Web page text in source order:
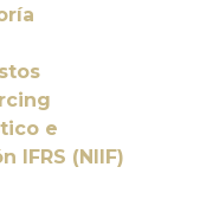
e
IFRS (NIIF)